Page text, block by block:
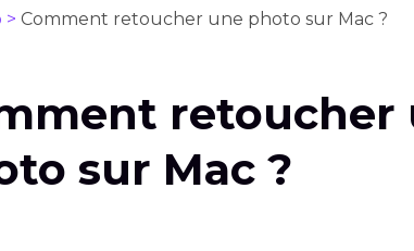
> Comment retoucher une photo sur Mac ?
retoucher
sur Mac ?